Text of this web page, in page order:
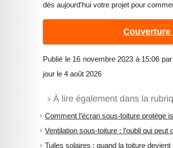
dès aujourd'hui votre projet pour
Publié le 16 novembre 2023 à 15:06 par
jour le 4 août 2026
À lire également dans la
Comment l’écran sous-toiture protège
Ventilation sous-toiture : l’oubli qui peut
Tuiles solaires : quand la toiture devient